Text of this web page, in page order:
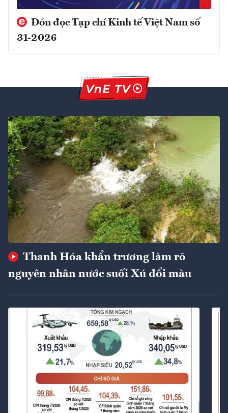
Đón đọc Tạp chí Kinh tế Việt Nam số
31-2026
Thanh Hóa khẩn trương làm rõ
nguyên nhân nước suối Xú đổi màu